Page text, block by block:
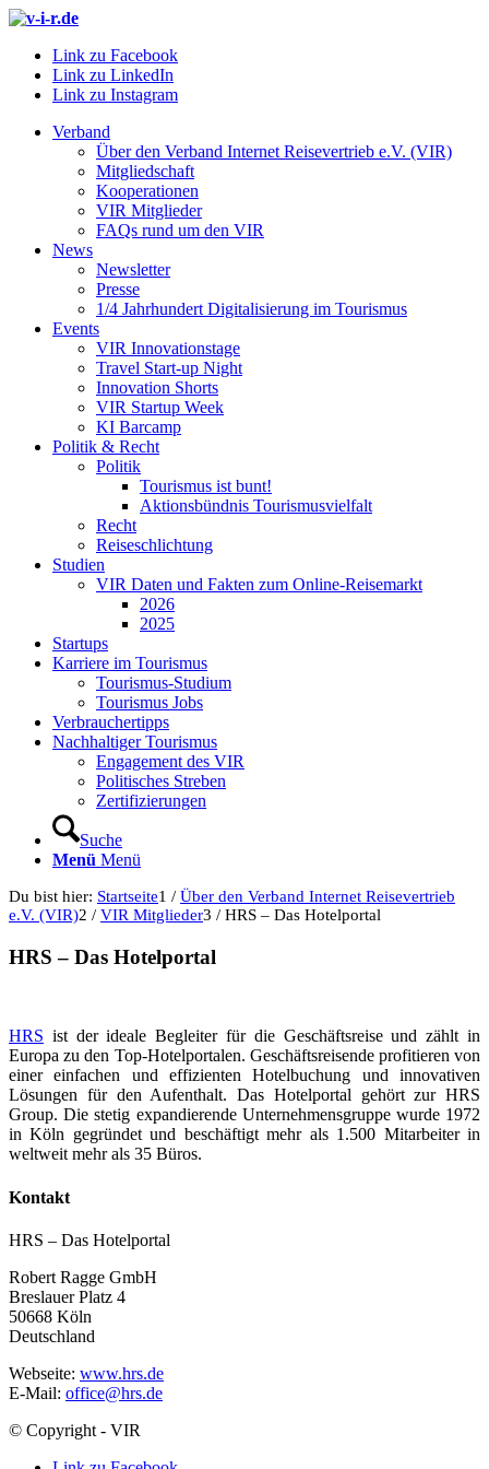
Link zu Facebook
Link zu LinkedIn
Link zu Instagram
Verband
Über den Verband Internet Reisevertrieb e.V. (VIR)
Mitgliedschaft
Kooperationen
VIR Mitglieder
FAQs rund um den VIR
News
Newsletter
Presse
1/4 Jahrhundert Digitalisierung im Tourismus
Events
VIR Innovationstage
Travel Start-up Night
Innovation Shorts
VIR Startup Week
KI Barcamp
Politik & Recht
Politik
Tourismus ist bunt!
Aktionsbündnis Tourismusvielfalt
Recht
Reiseschlichtung
Studien
VIR Daten und Fakten zum Online-Reisemarkt
2026
2025
Startups
Karriere im Tourismus
Tourismus-Studium
Tourismus Jobs
Verbrauchertipps
Nachhaltiger Tourismus
Engagement des VIR
Politisches Streben
Zertifizierungen
Suche
Menü Menü
Du bist hier: Startseite1 / Über den Verband Internet Reisevertrieb
e.V. (VIR)2 / VIR Mitglieder3 / HRS – Das Hotelportal
HRS – Das Hotelportal
HRS ist der ideale Begleiter für die Geschäftsreise und zählt in
Europa zu den Top-Hotelportalen. Geschäftsreisende profitieren von
einer einfachen und effizienten Hotelbuchung und innovativen
Lösungen für den Aufenthalt. Das Hotelportal gehört zur HRS
Group. Die stetig expandierende Unternehmensgruppe wurde 1972
in Köln gegründet und beschäftigt mehr als 1.500 Mitarbeiter in
weltweit mehr als 35 Büros.
Kontakt
HRS – Das Hotelportal
Robert Ragge GmbH
Breslauer Platz 4
50668 Köln
Deutschland
Webseite: www.hrs.de
E-Mail: office@hrs.de
© Copyright - VIR